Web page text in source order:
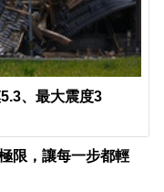
、最大震度3
限，讓每一步都輕